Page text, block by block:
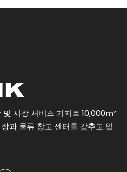
시장 서비스 기지로 10,000m²
과 물류 창고 센터를 갖추고 있